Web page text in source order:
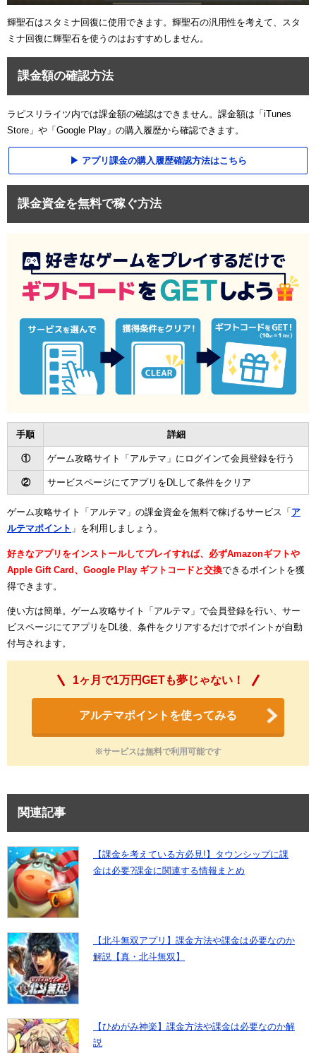
輝聖石はスタミナ回復に使用できます。輝聖石の汎用性を考えて、スタ
ミナ回復に輝聖石を使うのはおすすめしません。
課金額の確認方法
ラピスリライツ内では課金額の確認はできません。課金額は「iTunes
Store」や「Google Play」の購入履歴から確認できます。
アプリ課金の購入履歴確認方法はこちら
課金資金を無料で稼ぐ方法
手順 詳細
① ゲーム攻略サイト「アルテマ」にログインて会員登録を行う
② サービスページにてアプリをDLして条件をクリア
ゲーム攻略サイト「アルテマ」の課金資金を無料で稼げるサービス「 ア
ルテマポイント 」を利用しましょう。
好きなアプリをインストールしてプレイすれば、必ずAmazonギフトや
Apple Gift Card、Google Play ギフトコードと交換できるポイントを獲
得できます。
使い方は簡単。ゲーム攻略サイト「アルテマ」で会員登録を行い、サー
ビスページにてアプリをDL後、条件をクリアするだけでポイントが自動
付与されます。
1ヶ月で1万円GETも夢じゃない！
アルテマポイントを使ってみる
※サービスは無料で利用可能です
関連記事
【課金を考えている方必見!】タウンシップに課
金は必要?課金に関連する情報まとめ
【北斗無双アプリ】課金方法や課金は必要なのか
解説【真・北斗無双】
【ひめがみ神楽】課金方法や課金は必要なのか解
説